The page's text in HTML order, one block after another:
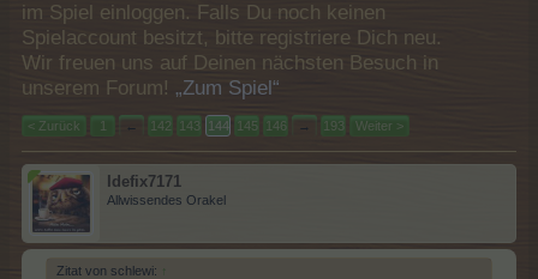
im Spiel einloggen. Falls Du noch keinen
Spielaccount besitzt, bitte registriere Dich neu.
Wir freuen uns auf Deinen nächsten Besuch in
unserem Forum! „Zum Spiel“
< Zurück 1 ← 142 143 144 145 146 → 193 Weiter >
Idefix7171
Allwissendes Orakel
Zitat von schlewi: ↑